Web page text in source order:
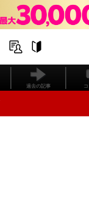
過去の記事